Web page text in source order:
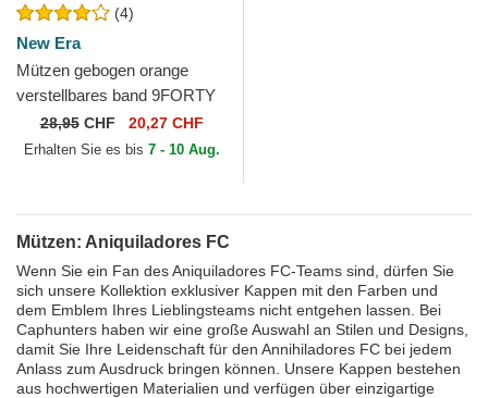
(4)
New Era
Mützen gebogen orange
verstellbares band 9FORTY
Core der Aniquiladores FC
Kings League von New Era
28,95CHF 20,27 CHF
Erhalten Sie es bis 7 - 10 Aug.
Mützen: Aniquiladores FC
Wenn Sie ein Fan des Aniquiladores FC-Teams sind, dürfen Sie
sich unsere Kollektion exklusiver Kappen mit den Farben und
dem Emblem Ihres Lieblingsteams nicht entgehen lassen. Bei
Caphunters haben wir eine große Auswahl an Stilen und Designs,
damit Sie Ihre Leidenschaft für den Annihiladores FC bei jedem
Anlass zum Ausdruck bringen können. Unsere Kappen bestehen
aus hochwertigen Materialien und verfügen über einzigartige